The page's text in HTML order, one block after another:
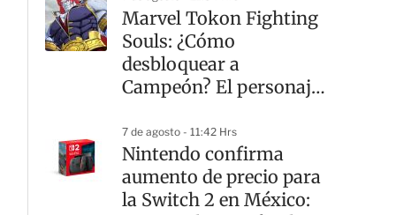
Marvel Tokon Fighting
Souls: ¿Cómo
desbloquear a
Campeón? El personaje
7 de agosto - 11:42 Hrs
Nintendo confirma
aumento de precio para
la Switch 2 en México: